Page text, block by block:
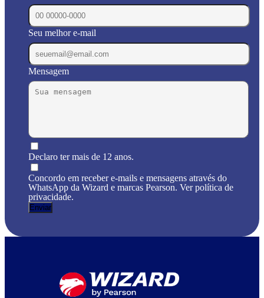
Seu melhor e-mail
Mensagem
Declaro ter mais de 12 anos.
Concordo em receber e-mails e mensagens através do
WhatsApp da Wizard e marcas Pearson. Ver política de
privacidade.